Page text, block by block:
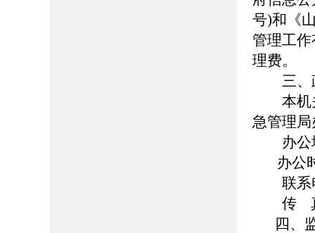
号)和《
管理工
理费。
三、政
本机关
急管理
办公
办公时
联系电
传 真
四、